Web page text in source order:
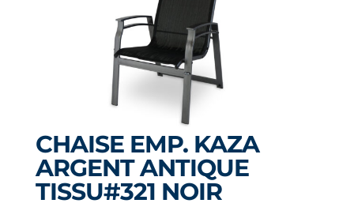
CHAISE EMP. KAZA
ARGENT ANTIQUE
TISSU#321 NOIR